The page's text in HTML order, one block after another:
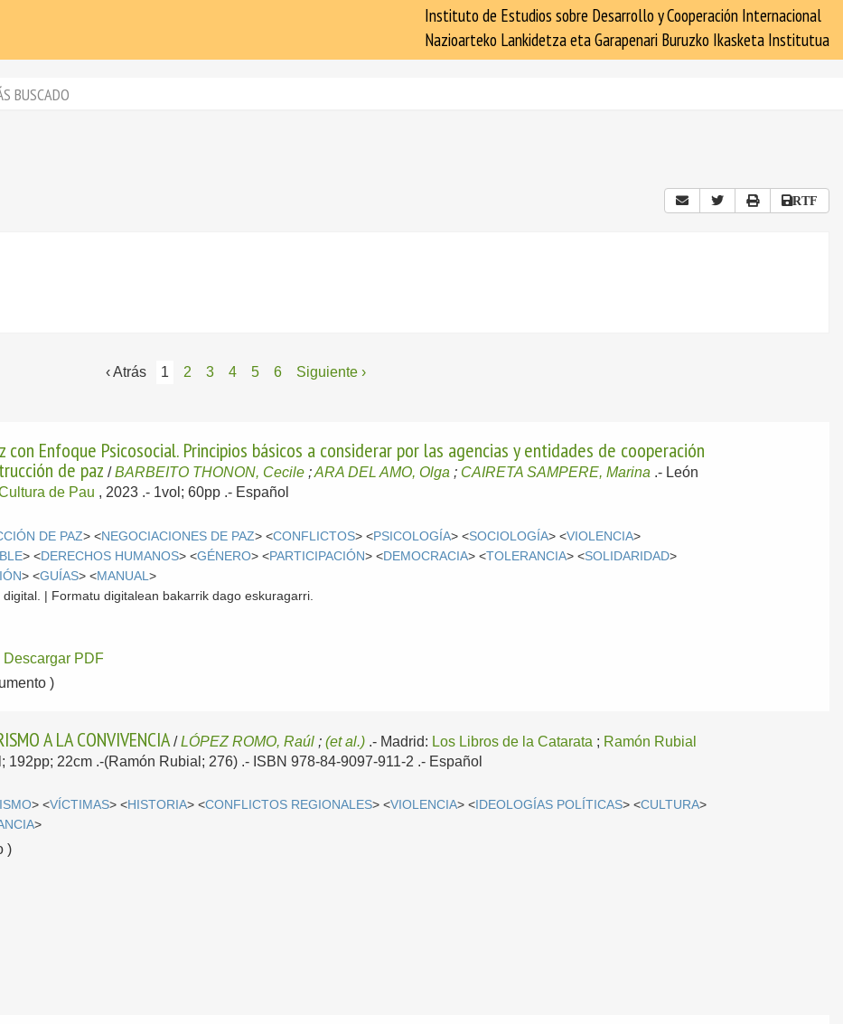
Instituto de Estudios sobre Desarrollo y Cooperación Internacional
Nazioarteko Lankidetza eta Garapenari Buruzko Ikasketa Institutua
BUSCADO
RTF
‹ Atrás 1 2 3 4 5 6 Siguiente ›
con Enfoque Psicosocial. Principios básicos a considerar por las agencias y entidades de cooperación
de paz /BARBEITO THONON, Cecile ;ARA DEL AMO, Olga ; CAIRETA SAMPERE, Marina .- León
de Pau , 2023 .- 1vol; 60pp .- Español
DE PAZ> <NEGOCIACIONES DE PAZ> <CONFLICTOS> <PSICOLOGÍA> <SOCIOLOGÍA> <VIOLENCIA>
> <DERECHOS HUMANOS> <GÉNERO> <PARTICIPACIÓN> <DEMOCRACIA> <TOLERANCIA> <SOLIDARIDAD>
> <GUÍAS> <MANUAL>
| Formatu digitalean bakarrik dago eskuragarri.
Descargar PDF
)
A LA CONVIVENCIA /LÓPEZ ROMO, Raúl ;(et al.) .- Madrid: Los Libros de la Catarata ; Ramón Rubial
192pp; 22cm .-(Ramón Rubial; 276) .- ISBN 978-84-9097-911-2 .- Español
> <VÍCTIMAS> <HISTORIA> <CONFLICTOS REGIONALES> <VIOLENCIA> < IDEOLOGÍAS POLÍTICAS> <CULTURA>
>
)